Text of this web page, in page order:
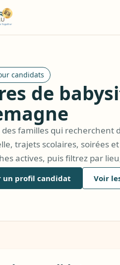
candidats
de
des familles qui recherchent
trajets scolaires, soirées
actives, puis filtrez par
un profil candidat Voir